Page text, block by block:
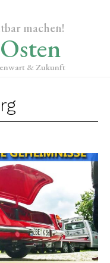
machen!
& Zukunft